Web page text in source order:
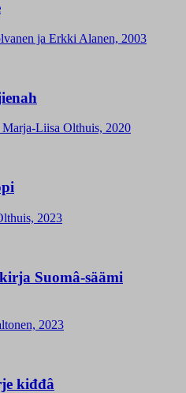
ja Erkki Alanen, 2003
Liisa Olthuis, 2020
2023
Suomâ-säämi
2023
kiđđâ